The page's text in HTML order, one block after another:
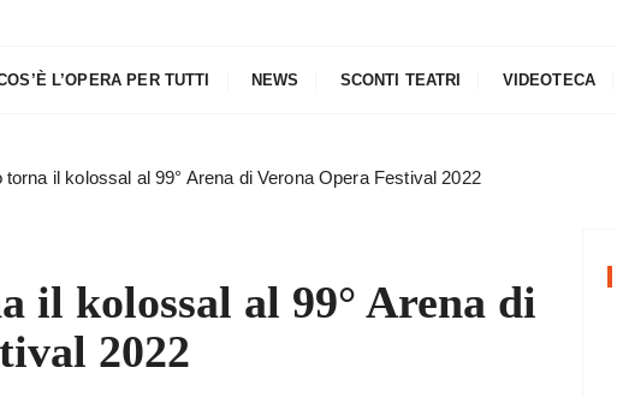
L’OPERA PER TUTTI NEWS SCONTI TEATRI VIDEOTECA
il kolossal al 99° Arena di Verona Opera Festival 2022
il kolossal al 99° Arena di
2022